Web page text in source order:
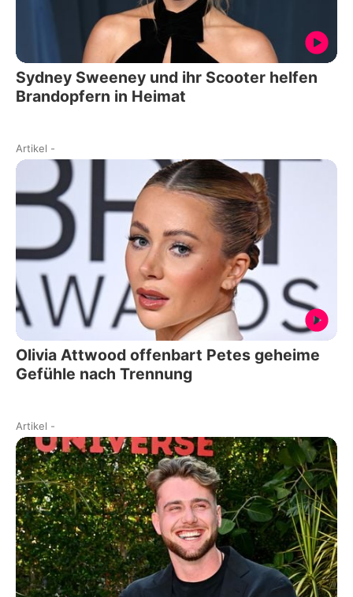
Sydney Sweeney und ihr Scooter helfen
Brandopfern in Heimat
Artikel -
Olivia Attwood offenbart Petes geheime
Gefühle nach Trennung
Artikel -